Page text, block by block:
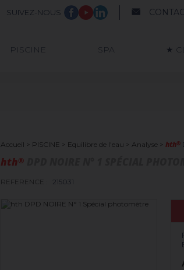
SUIVEZ-NOUS
PISCINE SPA ★
Accueil PISCINE Equilibre de l'eau Analyse hth®
hth®
REFERENCE : 215031